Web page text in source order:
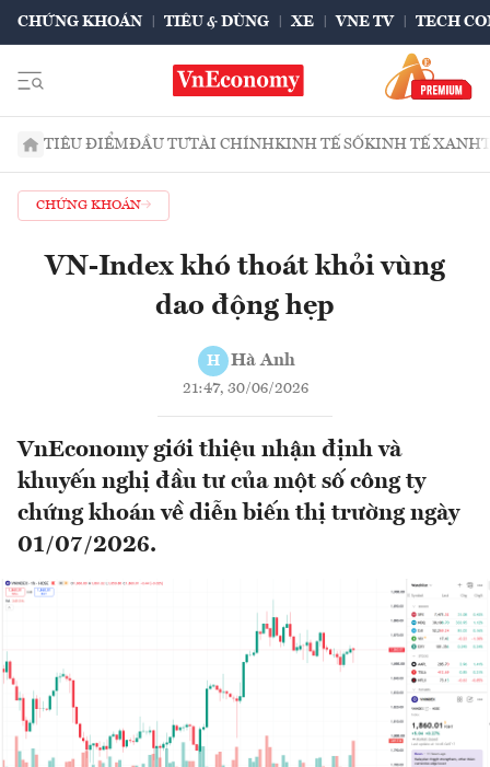
CHỨNG KHOÁN TIÊU & DÙNG XE VNE TV TECH
TIÊU ĐIỂMĐẦU TƯTÀI CHÍNHKINH TẾ SỐKINH TẾ XANH
CHỨNG KHOÁN
VN-Index khó thoát khỏi vùng
dao động hẹp
H Hà Anh
21:47, 30/06/2026
VnEconomy giới thiệu nhận định và
khuyến nghị đầu tư của một số công ty
chứng khoán về diễn biến thị trường ngày
01/07/2026.